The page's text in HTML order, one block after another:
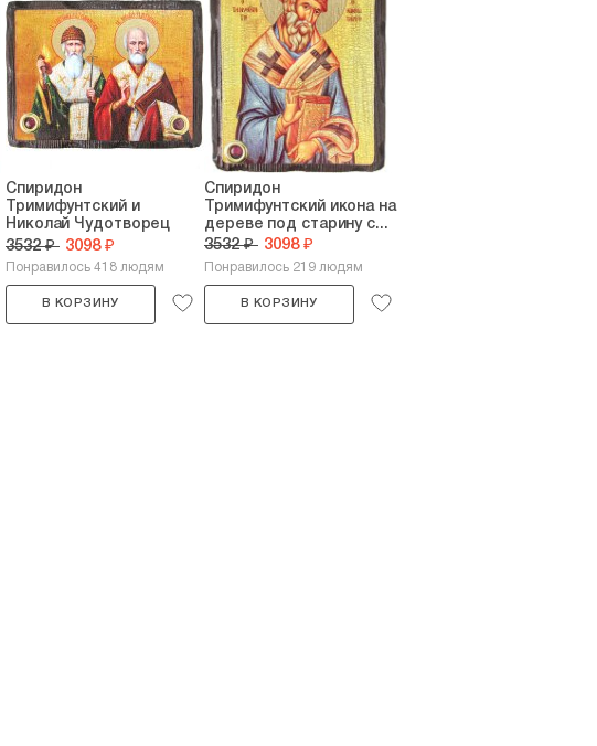
Спиридон
Тримифунтский и
Николай Чудотворец
икона на...
3532 ₽ 3098 ₽
Понравилось 418 людям
В КОРЗИНУ
Спиридон
Тримифунтский икона на
дереве под старину с...
3532 ₽ 3098 ₽
Понравилось 219 людям
В КОРЗИНУ